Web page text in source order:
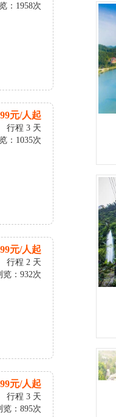
：1958次
元/人起
行程 3 天
：1035次
元/人起
行程 2 天
览：932次
元/人起
行程 3 天
览：895次